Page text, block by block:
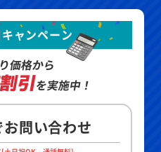
ャンペーン
価格から
引を実施中！
お問い合わせ